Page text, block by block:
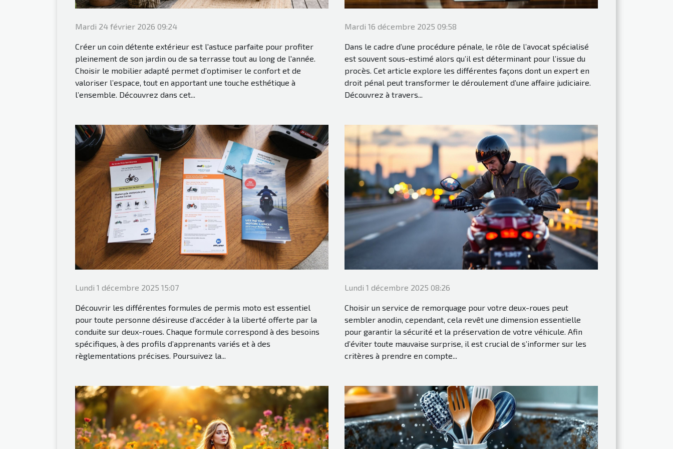
Mardi 24 février 2026 09:24
Créer un coin détente extérieur est l'astuce parfaite pour profiter
pleinement de son jardin ou de sa terrasse tout au long de l'année.
Choisir le mobilier adapté permet d’optimiser le confort et de
valoriser l’espace, tout en apportant une touche esthétique à
l’ensemble. Découvrez dans cet...
Mardi 16 décembre 2025 09:58
Dans le cadre d’une procédure pénale, le rôle de l’avocat spécialisé
est souvent sous-estimé alors qu’il est déterminant pour l’issue du
procès. Cet article explore les différentes façons dont un expert en
droit pénal peut transformer le déroulement d’une affaire judiciaire.
Découvrez à travers...
Lundi 1 décembre 2025 15:07
Découvrir les différentes formules de permis moto est essentiel
pour toute personne désireuse d’accéder à la liberté offerte par la
conduite sur deux-roues. Chaque formule correspond à des besoins
spécifiques, à des profils d’apprenants variés et à des
règlementations précises. Poursuivez la...
Lundi 1 décembre 2025 08:26
Choisir un service de remorquage pour votre deux-roues peut
sembler anodin, cependant, cela revêt une dimension essentielle
pour garantir la sécurité et la préservation de votre véhicule. Afin
d’éviter toute mauvaise surprise, il est crucial de s’informer sur les
critères à prendre en compte...